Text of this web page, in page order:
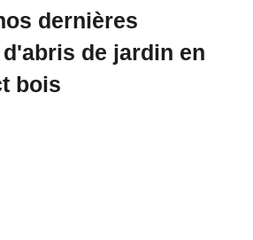
dernières
de jardin en
bois